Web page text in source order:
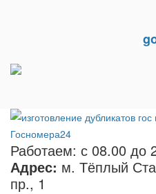
Работаем: с 08.00 до
Адрес: м. Тёплый
пр., 1